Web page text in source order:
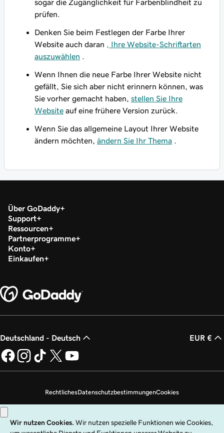
sogar die Zugänglichkeit für Farbenblindheit zu
prüfen.
Denken Sie beim Festlegen der Farbe Ihrer
Website auch daran , Ihre Website-Schriftarten
auszuwählen .
Wenn Ihnen die neue Farbe Ihrer Website nicht
gefällt, Sie sich aber nicht erinnern können, was
Sie vorher gemacht haben, stellen Sie Ihre
Website auf eine frühere Version zurück.
Wenn Sie das allgemeine Layout Ihrer Website
ändern möchten, ändern Sie Ihr Thema .
Über GoDaddy
Support
Ressourcen
Partnerprogramme
Konto
Einkaufen
Deutschland - Deutsch EUR €
RechtlichesDatenschutzbestimmungenCookies
Copyright © 1999 – 2026 GoDaddy Operating Company, LLC. Alle Rechte